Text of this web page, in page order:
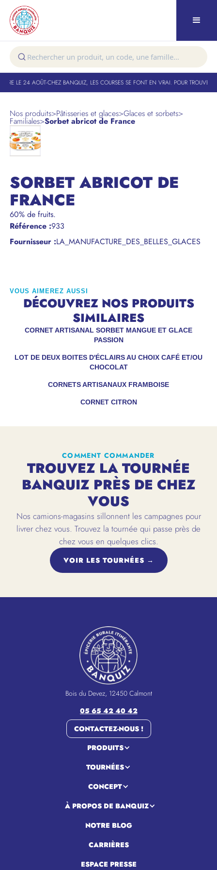
LE 24 AOÛT-CHEZ BANQUIZ, LES COURSES SE FONT EN VRAI. POUR TROUVER
Nos produits>Pâtisseries et glaces>Glaces et sorbets>
Familiales>Sorbet abricot de France
SORBET ABRICOT DE
FRANCE
60% de fruits.
Référence :933
Fournisseur :LA_MANUFACTURE_DES_BELLES_GLACES
VOUS AIMEREZ AUSSI
DÉCOUVREZ NOS PRODUITS
SIMILAIRES
LOT DE DEUX BOITES D'ÉCLAIRS AU CHOIX CAFÉ ET/OU
CHOCOLAT
CORNETS ARTISANAUX FRAMBOISE
CORNET CITRON
CORNET ARTISANAL SORBET MANGUE ET GLACE
PASSION
COMMENT COMMANDER
TROUVEZ LA TOURNÉE
BANQUIZ PRÈS DE CHEZ
VOUS
Nos camions-magasins sillonnent les campagnes pour
livrer chez vous. Trouvez la tournée qui passe près de
chez vous en quelques clics.
VOIR LES TOURNÉES →
Bois du Devez, 12450 Calmont
05 65 42 40 42
CONTACTEZ-NOUS !
PRODUITS
TOURNÉES
CONCEPT
À PROPOS DE BANQUIZ
NOTRE BLOG
CARRIÈRES
ESPACE PRESSE